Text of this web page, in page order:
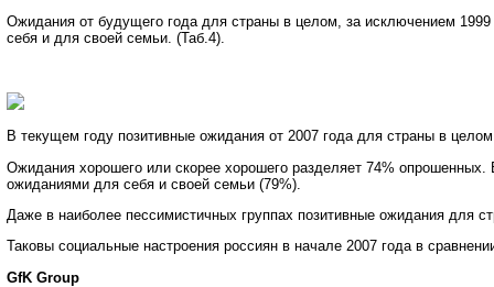
Ожидания от будущего года для страны в целом, за исключением
себя и для своей семьи. (Таб.4).
В текущем году позитивные ожидания от 2007 года для страны в
Ожидания хорошего или скорее хорошего разделяет 74%
ожиданиями для себя и своей семьи (79%).
Даже в наиболее пессимистичных группах позитивные ожидания для
Таковы социальные настроения россиян в начале 2007 года в
GfK Group